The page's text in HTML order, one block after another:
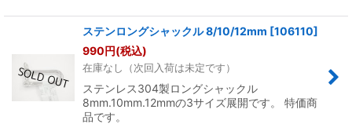
ステンロングシャックル 8/10/12mm [106110]
990円(税込)
在庫なし（次回入荷は未定です）
ステンレス304製ロングシャックル
8mm.10mm.12mmの3サイズ展開です。 特価商
品です。